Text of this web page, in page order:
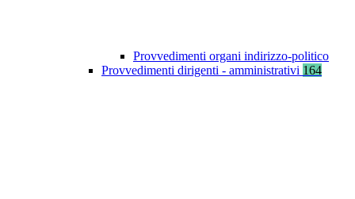
Provvedimenti organi indirizzo-politico
Provvedimenti dirigenti - amministrativi 164